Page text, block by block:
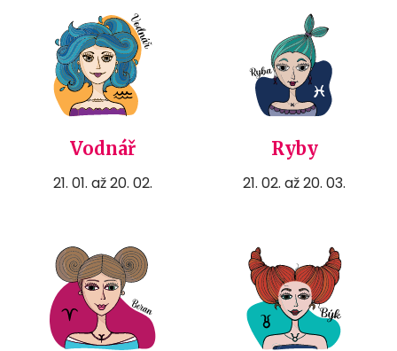
Vodnář
21. 01. až 20. 02.
Ryby
21. 02. až 20. 03.